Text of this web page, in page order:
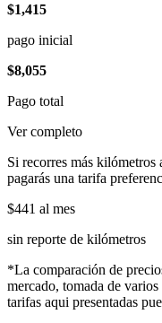
$1,415
pago inicial
$8,055
Pago total
Ver completo
Si recorres más
pagarás una tarifa
$441 al mes
sin reporte de kilómetros
*La comparación de
mercado, tomada de
tarifas aqui presentadas